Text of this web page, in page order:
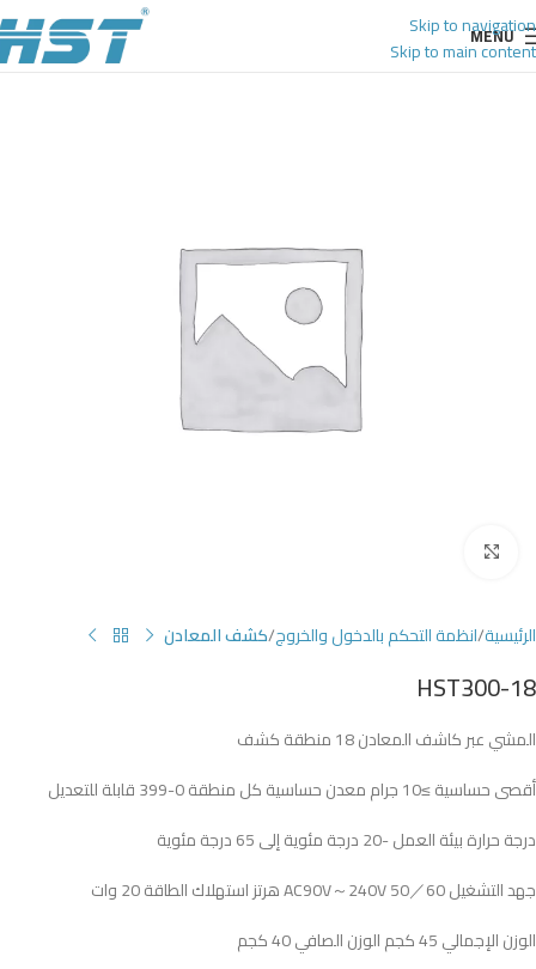
Skip to navigation
Skip to main content
MENU
الرئيسية انظمة التحكم بالدخول والخروج كشف المعادن
HST300-18
المشي عبر كاشف المعادن 18 منطقة كشف
أقصى حساسية ≥10 جرام معدن حساسية كل منطقة 0-399 قابلة للتعديل
درجة حرارة بيئة العمل -20 درجة مئوية إلى 65 درجة مئوية
جهد التشغيل AC90V～240V 50／60 هرتز استهلاك الطاقة 20 وات
الوزن الإجمالي 45 كجم الوزن الصافي 40 كجم